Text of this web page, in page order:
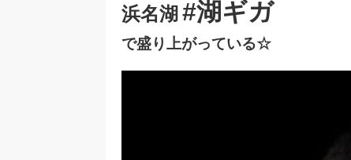
浜名湖 #湖ギガ
で盛り上がっている☆